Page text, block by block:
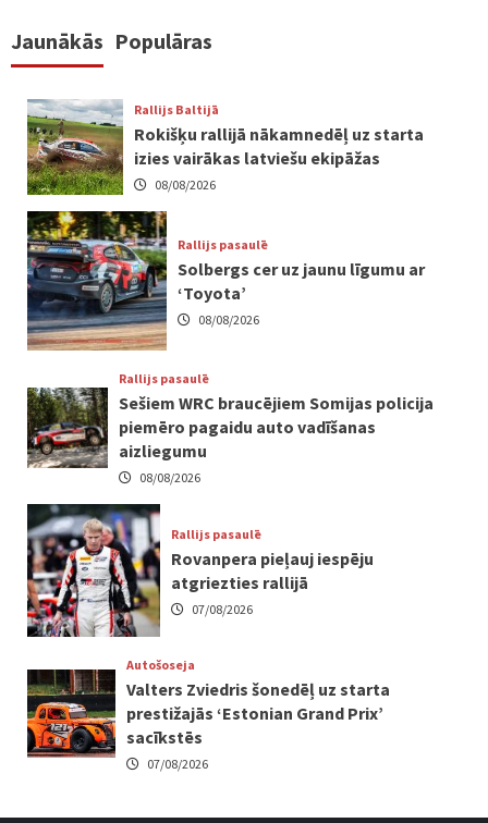
Jaunākās Populāras
Rallijs Baltijā
Rokišķu rallijā nākamnedēļ uz starta
izies vairākas latviešu ekipāžas
08/08/2026
Rallijs pasaulē
Solbergs cer uz jaunu līgumu ar
‘Toyota’
08/08/2026
Rallijs pasaulē
Sešiem WRC braucējiem Somijas policija
piemēro pagaidu auto vadīšanas
aizliegumu
08/08/2026
Rallijs pasaulē
Rovanpera pieļauj iespēju
atgriezties rallijā
07/08/2026
Autošoseja
Valters Zviedris šonedēļ uz starta
prestižajās ‘Estonian Grand Prix’
sacīkstēs
07/08/2026